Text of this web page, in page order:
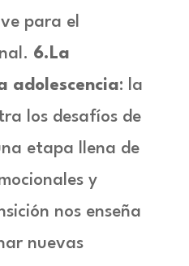
para el
6.La
adolescencia: la
los desafíos de
etapa llena de
y
nos enseña
nuevas